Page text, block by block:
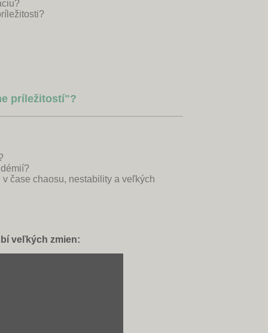
príležitostí"?
čase chaosu, nestability a veľkých
veľkých zmien: